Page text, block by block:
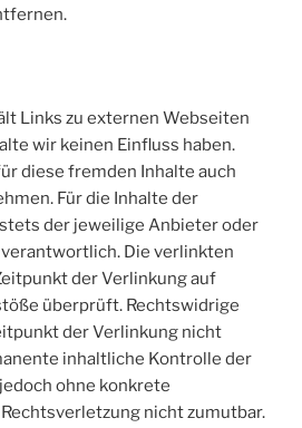
Links zu externen Webseiten
wir keinen Einfluss haben.
diese fremden Inhalte auch
Für die Inhalte der
der jeweilige Anbieter oder
Die verlinkten
der Verlinkung auf
überprüft. Rechtswidrige
der Verlinkung nicht
inhaltliche Kontrolle der
ohne konkrete
nicht zumutbar.